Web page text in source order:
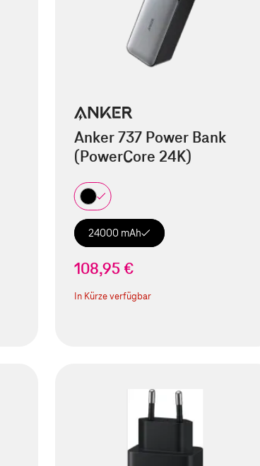
Anker 737 Power Bank
(PowerCore 24K)
24000 mAh
108,95 €
In Kürze verfügbar